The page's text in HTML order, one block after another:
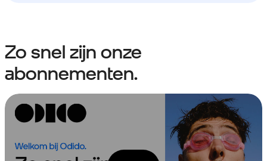
Zo snel zijn onze
abonnementen.